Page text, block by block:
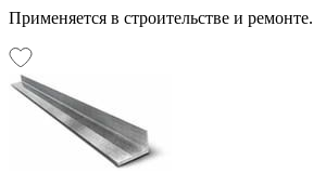
Применяется в строительстве и ремонте.